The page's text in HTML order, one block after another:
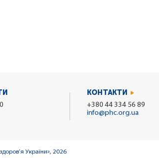
КОНТАКТИ
+380 44 334 56 89
info@phc.org.ua
України», 2026